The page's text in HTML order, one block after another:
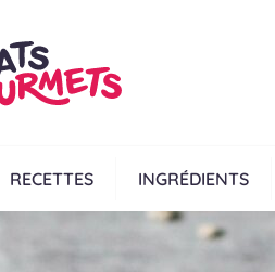
RECETTES INGRÉDIENTS